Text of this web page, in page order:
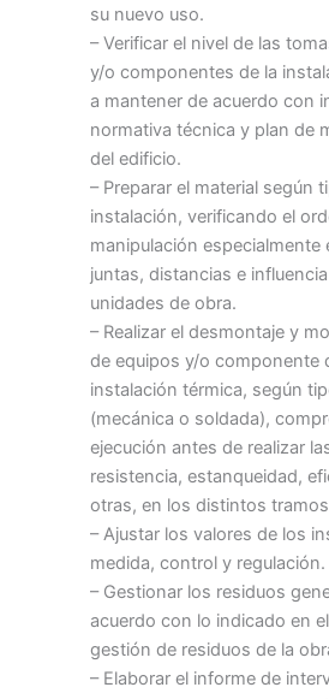
su nuevo uso.
– Verificar el nivel de las
y/o componentes de la
a mantener de acuerdo con
normativa técnica y plan de
del edificio.
– Preparar el material según
instalación, verificando el
manipulación especialmente
juntas, distancias e
unidades de obra.
– Realizar el desmontaje y
de equipos y/o componente
instalación térmica, según
(mecánica o soldada),
ejecución antes de realizar
resistencia, estanqueidad,
otras, en los distintos
– Ajustar los valores de los
medida, control y regulación.
– Gestionar los residuos
acuerdo con lo indicado en
gestión de residuos de la
– Elaborar el informe de